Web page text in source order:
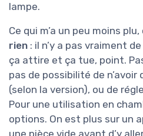
lampe.
Ce qui m’a un peu moins
rien : il n’y a pas vraiment
ça attire et ça tue, point.
pas de possibilité de n’avoir
(selon la version), ou de
Pour une utilisation en
options. On est plus sur un